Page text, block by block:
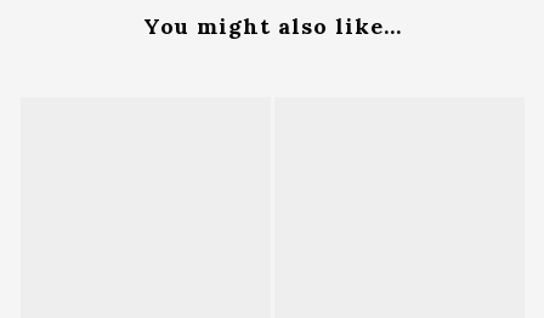
You might also like...